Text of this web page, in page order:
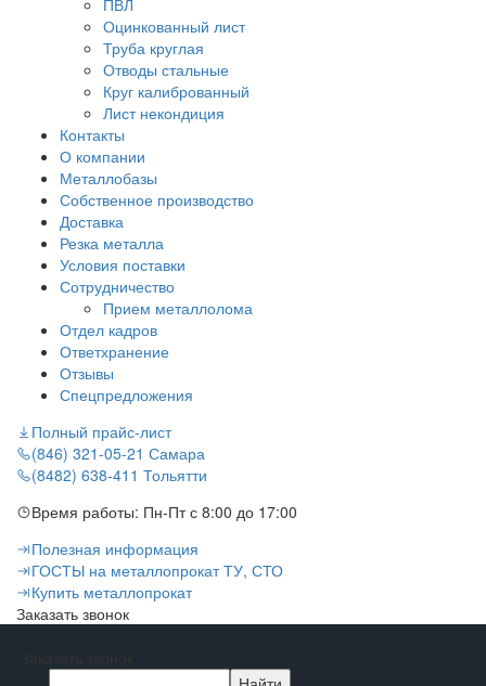
ПВЛ
Оцинкованный лист
Труба круглая
Отводы стальные
Круг калиброванный
Лист некондиция
Контакты
О компании
Металлобазы
Собственное производство
Доставка
Резка металла
Условия поставки
Сотрудничество
Прием металлолома
Отдел кадров
Ответхранение
Отзывы
Спецпредложения
Полный прайс-лист
(846) 321-05-21 Самара
(8482) 638-411 Тольятти
Время работы: Пн-Пт с 8:00 до 17:00
Полезная информация
ГОСТЫ на металлопрокат ТУ, СТО
Купить металлопрокат
Заказать звонок